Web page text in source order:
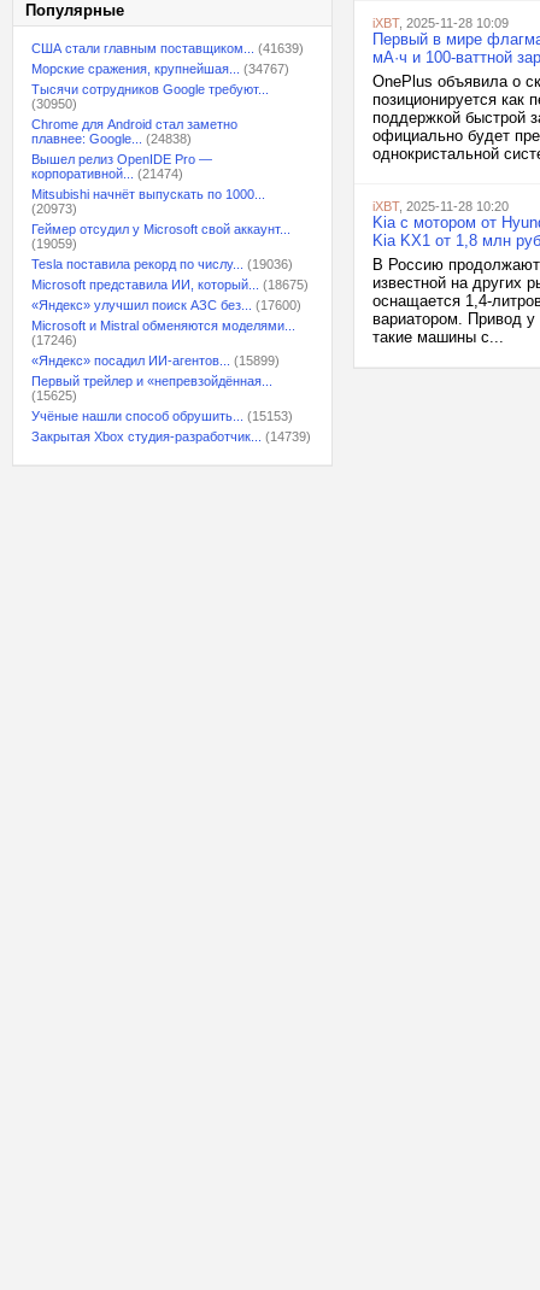
Популярные
США стали главным поставщиком...
(41639)
Морские сражения, крупнейшая...
(34767)
Тысячи сотрудников Google требуют...
(30950)
Chrome для Android стал заметно
плавнее: Google...
(24838)
Вышел релиз OpenIDE Pro —
корпоративной...
(21474)
Mitsubishi начнёт выпускать по 1000...
(20973)
Геймер отсудил у Microsoft свой аккаунт...
(19059)
Tesla поставила рекорд по числу...
(19036)
Microsoft представила ИИ, который...
(18675)
«Яндекс» улучшил поиск АЗС без...
(17600)
Microsoft и Mistral обменяются моделями...
(17246)
«Яндекс» посадил ИИ-агентов...
(15899)
Первый трейлер и «непревзойдённая...
(15625)
Учёные нашли способ обрушить...
(15153)
Закрытая Xbox студия-разработчик...
(14739)
iXBT, 2025-11-28 10:09
Первый в мире
мА·ч и 100-ваттной
OnePlus объявила о
позиционируется
поддержкой быстрой
официально будет
однокристальной
iXBT, 2025-11-28 10:20
Kia с мотором от
Kia KX1 от 1,8 млн
В Россию
известной на других
оснащается 1,4-
вариатором. Привод
такие машины с...